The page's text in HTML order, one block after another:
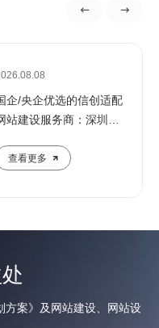
企/央企优选的信创适配
站建设服务商：深圳定
查看更多
方案》及网站建设、网站设